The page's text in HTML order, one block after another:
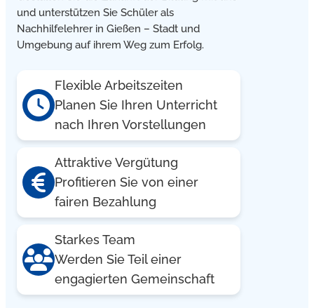
und unterstützen Sie Schüler als
Nachhilfelehrer in Gießen – Stadt und
Umgebung auf ihrem Weg zum Erfolg.
Flexible Arbeitszeiten
Planen Sie Ihren Unterricht
nach Ihren Vorstellungen
Attraktive Vergütung
Profitieren Sie von einer
fairen Bezahlung
Starkes Team
Werden Sie Teil einer
engagierten Gemeinschaft